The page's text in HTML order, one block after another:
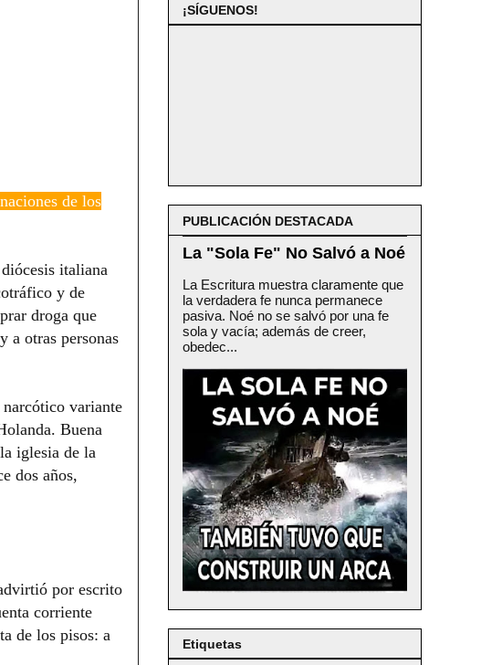
de los
italiana
y de
droga que
a otras personas
variante
Buena
iglesia de la
dos años,
por escrito
corriente
de los pisos: a
¡SÍGUENOS!
PUBLICACIÓN DESTACADA
La "Sola Fe" No Salvó a Noé
La Escritura muestra claramente que
la verdadera fe nunca permanece
pasiva. Noé no se salvó por una fe
sola y vacía; además de creer,
obedec...
Etiquetas